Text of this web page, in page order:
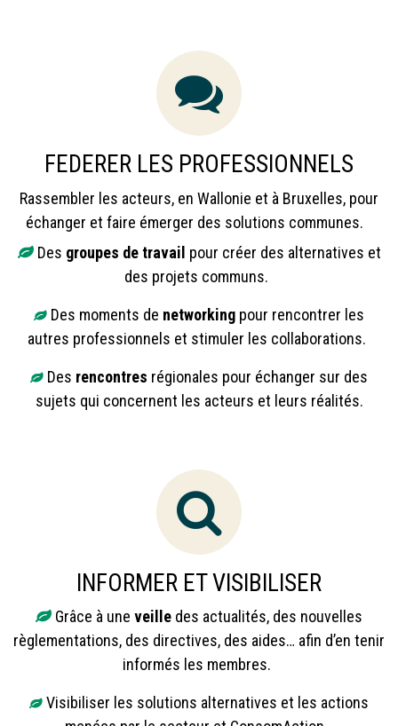
FEDERER LES PROFESSIONNELS
Rassembler les acteurs, en Wallonie et à Bruxelles, pour
échanger et faire émerger des solutions communes.
Des groupes de travail pour créer des alternatives et
des projets communs.
Des moments de networking pour rencontrer les
autres professionnels et stimuler les collaborations.
Des rencontres régionales pour échanger sur des
sujets qui concernent les acteurs et leurs réalités.
INFORMER ET VISIBILISER
Grâce à une veille des actualités, des nouvelles
règlementations, des directives, des aides… afin d’en tenir
informés les membres.
Visibiliser les solutions alternatives et les actions